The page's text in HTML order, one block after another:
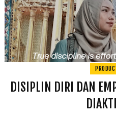
DISIPLIN DIRI DAN